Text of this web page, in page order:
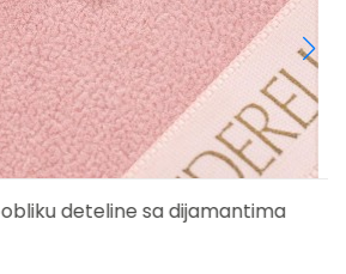
deteline sa dijamantima